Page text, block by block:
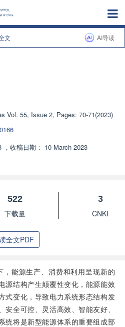
文 AI导读
Vol. 55, Issue 2, Pages: 70-71(2023)
， 收稿日期： 10 March 2023
522
下载量
3
CNKI
全文PDF
，能源生产、消费和利用呈现新的
源结构产生颠覆性变化，能源能效
式变化，导致电力系统形态结构发
全可控、灵活高效、智能友好、
统将是新型能源体系的重要组成部